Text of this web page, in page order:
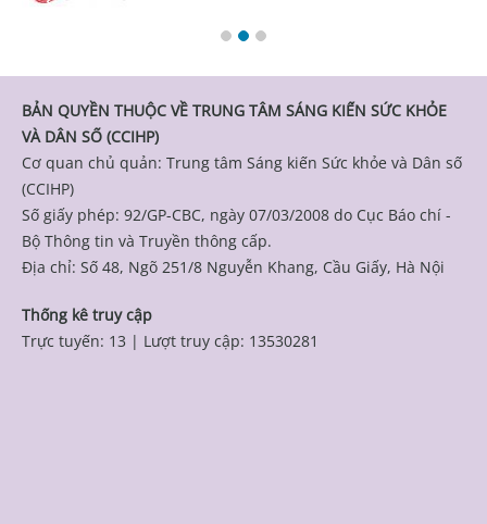
BẢN QUYỀN THUỘC VỀ TRUNG TÂM SÁNG KIẾN SỨC KHỎE
VÀ DÂN SỐ (CCIHP)
Cơ quan chủ quản: Trung tâm Sáng kiến Sức khỏe và Dân số
(CCIHP)
Số giấy phép: 92/GP-CBC, ngày 07/03/2008 do Cục Báo chí -
Bộ Thông tin và Truyền thông cấp.
Địa chỉ: Số 48, Ngõ 251/8 Nguyễn Khang, Cầu Giấy, Hà Nội
Thống kê truy cập
Trực tuyến: 13 | Lượt truy cập: 13530281